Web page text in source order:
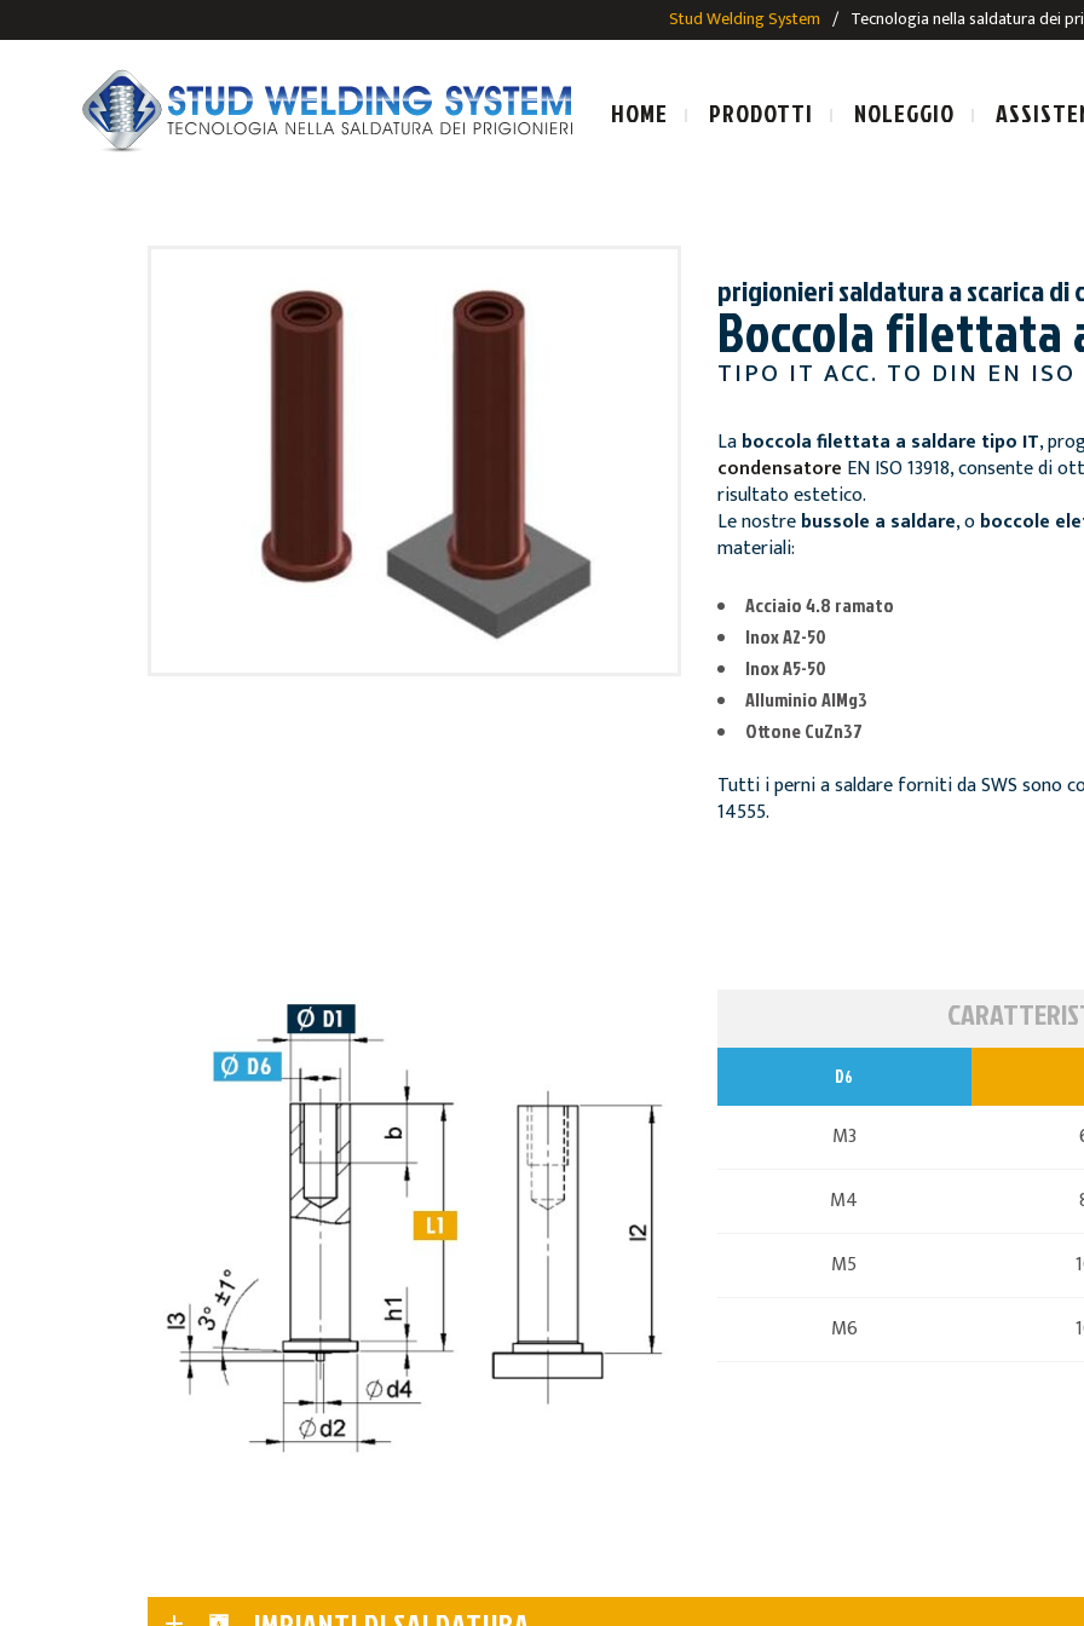
Stud Welding System / Tecnologia nella saldatura dei
HOME PRODOTTI
IMPIANTI E PISTOLE SALDATURA AD ARCO
IMPIANTI E PISTOLE
PRIGIONIERI PER
NOLEGGIO
prigionieri saldatura a scarica di
Boccola filettata
TIPO IT ACC. TO DIN EN ISO
Laboccola filettata a saldare tipo IT,
condensatore EN ISO 13918, consente di
risultato estetico.
Le nostrebussole a saldare, oboccole
materiali:
Acciaio 4.8 ramato
Inox A2-50
Inox A5-50
Alluminio AlMg3
Ottone CuZn37
Tutti i perni a saldare forniti da SWS sono
14555.
D6
M3
M4
M5
M6